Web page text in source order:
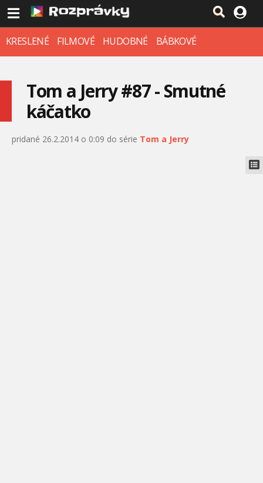
KRESLENÉ FILMOVÉ HUDOBNÉ BÁBKOVÉ
Tom a Jerry #87 - Smutné
káčatko
pridané 26.2.2014 o 0:09 do série Tom a Jerry